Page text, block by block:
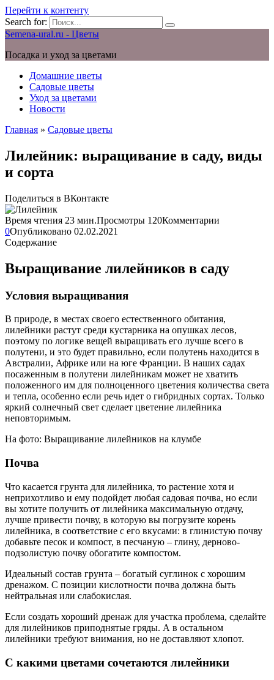
Перейти к контенту
Search for:
Semena-ural.ru - Цветы
Посадка и уход за цветами
Домашние цветы
Садовые цветы
Уход за цветами
Новости
Главная » Садовые цветы
Лилейник: выращивание в саду, виды
и сорта
Поделиться в ВКонтакте
Время чтения 23 мин.Просмотры 120Комментарии
0Опубликовано 02.02.2021
Содержание
Выращивание лилейников в саду
Условия выращивания
В природе, в местах своего естественного обитания,
лилейники растут среди кустарника на опушках лесов,
поэтому по логике вещей выращивать его лучше всего в
полутени, и это будет правильно, если полутень находится в
Австралии, Африке или на юге Франции. В наших садах
посаженным в полутени лилейникам может не хватить
положенного им для полноценного цветения количества света
и тепла, особенно если речь идет о гибридных сортах. Только
яркий солнечный свет сделает цветение лилейника
неповторимым.
На фото: Выращивание лилейников на клумбе
Почва
Что касается грунта для лилейника, то растение хотя и
неприхотливо и ему подойдет любая садовая почва, но если
вы хотите получить от лилейника максимальную отдачу,
лучше привести почву, в которую вы погрузите корень
лилейника, в соответствие с его вкусами: в глинистую почву
добавьте песок и компост, в песчаную – глину, дерново-
подзолистую почву обогатите компостом.
Идеальный состав грунта – богатый суглинок с хорошим
дренажом. С позиции кислотности почва должна быть
нейтральная или слабокислая.
Если создать хороший дренаж для участка проблема, сделайте
для лилейников приподнятые гряды. А в остальном
лилейники требуют внимания, но не доставляют хлопот.
С какими цветами сочетаются лилейники